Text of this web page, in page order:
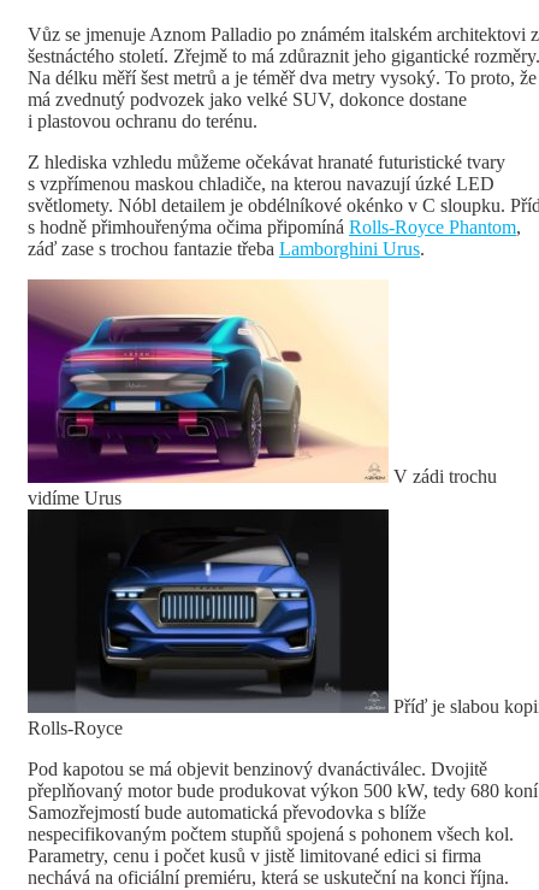
Vůz se jmenuje Aznom Palladio po známém italském architektovi
šestnáctého století. Zřejmě to má zdůraznit jeho gigantické rozměry.
Na délku měří šest metrů a je téměř dva metry vysoký. To proto, že
má zvednutý podvozek jako velké SUV, dokonce dostane
i plastovou ochranu do terénu.
Z hlediska vzhledu můžeme očekávat hranaté futuristické tvary
s vzpřímenou maskou chladiče, na kterou navazují úzké LED
světlomety. Nóbl detailem je obdélníkové okénko v C sloupku.
s hodně přimhouřenýma očima připomíná Rolls-Royce Phantom,
záď zase s trochou fantazie třeba Lamborghini Urus.
V zádi trochu
vidíme Urus
Příď je slabou
Rolls-Royce
Pod kapotou se má objevit benzinový dvanáctiválec. Dvojitě
přeplňovaný motor bude produkovat výkon 500 kW, tedy 680
Samozřejmostí bude automatická převodovka s blíže
nespecifikovaným počtem stupňů spojená s pohonem všech kol.
Parametry, cenu i počet kusů v jistě limitované edici si firma
nechává na oficiální premiéru, která se uskuteční na konci října.